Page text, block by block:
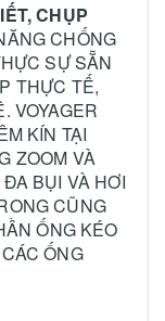
CHỤP
CHỐNG
SỰ SẴN
THỰC TẾ,
VOYAGER
KÍN TẠI
ZOOM VÀ
BỤI VÀ HƠI
CŨNG
ỐNG KÉO
ỐNG